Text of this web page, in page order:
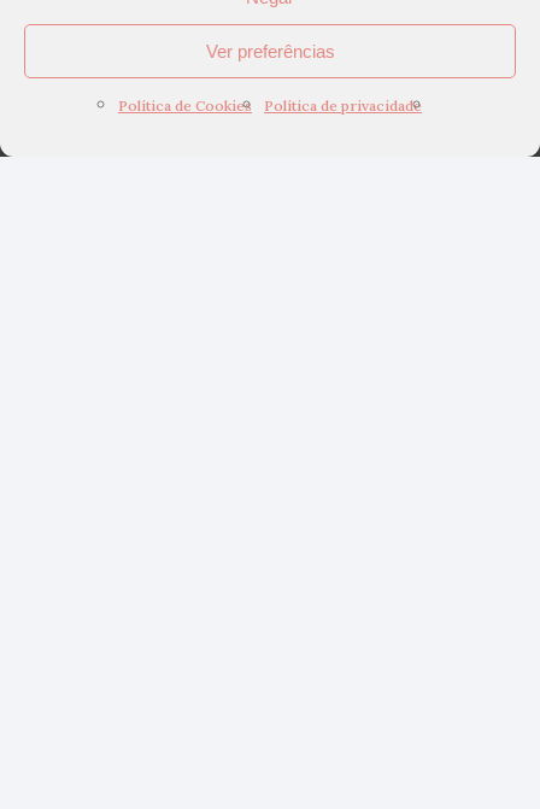
Ver preferências
Política de Cookies Política de privacidade